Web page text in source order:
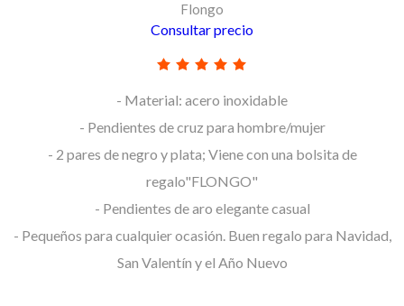
Flongo
Consultar precio
- Material: acero inoxidable
- Pendientes de cruz para hombre/mujer
- 2 pares de negro y plata; Viene con una bolsita de
regalo"FLONGO"
- Pendientes de aro elegante casual
- Pequeños para cualquier ocasión. Buen regalo para Navidad,
San Valentín y el Año Nuevo